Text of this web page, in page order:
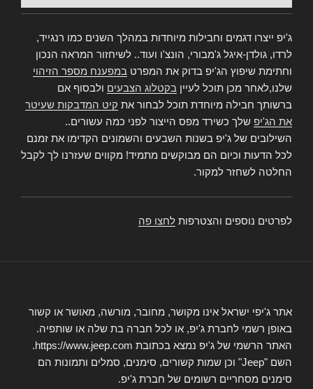
ג'יפ ייצרו דגמים וחבילות מיוחדות במהלך השנים כמו רנגייד,
לרדו, גולדן-איגל ג'מבורי, הונצ'ו ועוד.. לשיחזור המראה הנכון
וחתימת שיפוץ הג'יפ בדוק את המפרט במפענח מספר הזיהוי
שלנו,לאחר מכן תוכל לעיין בקטלוג הצבעים ולבסוף אם
ברשותך חבילה מיוחדת תוכל לבחור את קיט המדבקות שעיטר
את הג'יפ שלך כשירד מפס הייצור לפני כמה עשורים..
השילובים של ג'יפ בשנות השבעים והשמונים הקדימו את זמנם
לכל הדעות וכיום הם מבוקשים מתמיד! מקווים שעזרנו לך לקבל
החלטה לשחזר למקור.
לפרטים נוספים והצטרפות לחצו פה
אתר ג'יפי ישראל אינו מקושר, מחובר, מורשה, מאושר או קשור
באופן רשמי לחברת ג'יפ, או לכל חברה בת שלה או שותפיה.
האתר הרשמי של ג'יפ נמצא בכתובת https://www.jeep.com.
השם "Jeep" וכן שמות קשורים, סימנים, סמלים ותמונות הם
סימנים מסחריים רשומים של חברת ג'יפ.